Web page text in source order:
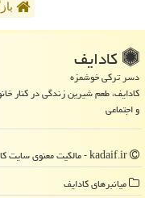
كادایف
دسر ترکی خوشمزه
کادایف، طعم شیرین زندگی در کنار
و اجتماعی
میانبرهای كادایف